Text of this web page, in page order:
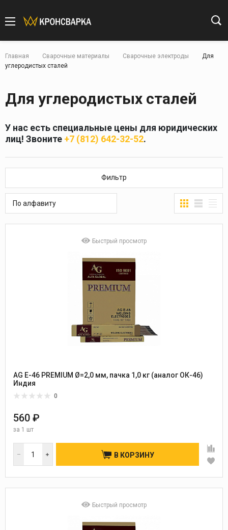
Главная Сварочные материалы Сварочные электроды
Для
углеродистых сталей
Для углеродистых сталей
У нас есть специальные цены для юридических
лиц! Звоните +7 (812) 642-32-52.
Фильтр
По алфавиту
Быстрый просмотр
AG E-46 PREMIUM Ø=2,0 мм, пачка 1,0 кг (аналог ОК-46)
Индия
0
560 ₽
за 1 шт
В КОРЗИНУ
Быстрый просмотр